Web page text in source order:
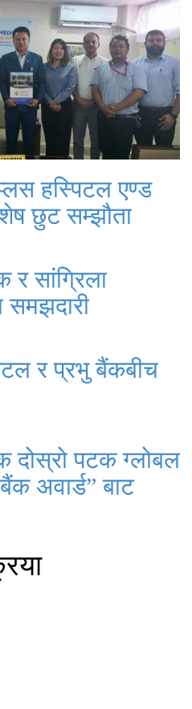
हस्पिटल एण्ड
छुट सम्झौता
सांग्रिला
र प्रभु बैंकबीच
दोस्रो पटक ग्लोबल
अवार्ड” बाट